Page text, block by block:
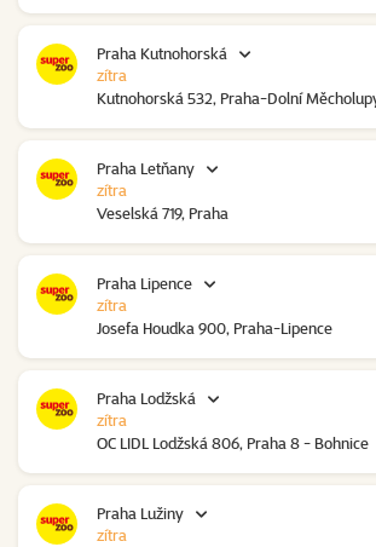
Praha Kutnohorská
Kutnohorská 532, Praha-Dolní
zítra
Praha Letňany
Veselská 719, Praha
zítra
Praha Lipence
Josefa Houdka 900, Praha-Lipence
zítra
Praha Lodžská
OC LIDL Lodžská 806, Praha 8 - Bohnice
zítra
Praha Lužiny
zítra